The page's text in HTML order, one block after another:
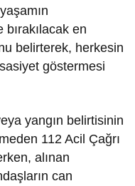
bırakılacak en
belirterek, herkesin
göstermesi
yangın belirtisinin
112 Acil Çağrı
alınan
can